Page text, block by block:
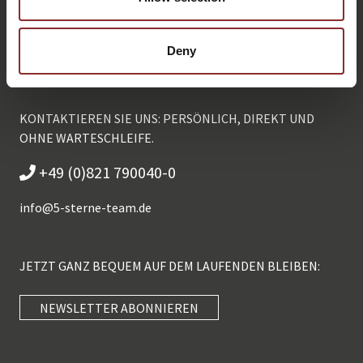
Deny
KONTAKTIEREN SIE UNS: PERSÖNLICH, DIREKT UND
OHNE WARTESCHLEIFE.
+49 (0)821 790040-0
info@5-sterne-team.de
JETZT GANZ BEQUEM AUF DEM LAUFENDEN BLEIBEN:
NEWSLETTER ABONNIEREN